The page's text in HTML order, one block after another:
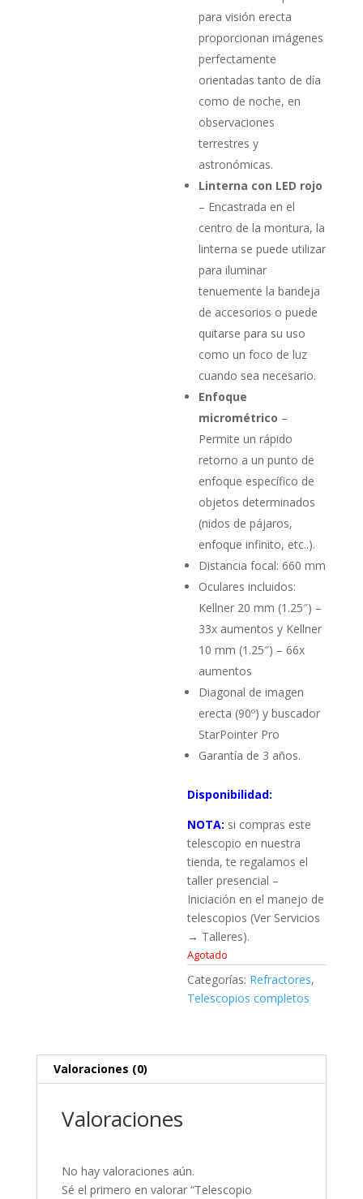
para visión erecta
proporcionan imágenes
perfectamente
orientadas tanto de día
como de noche, en
observaciones
terrestres y
astronómicas.
Linterna con LED rojo
– Encastrada en el
centro de la montura, la
linterna se puede utilizar
para iluminar
tenuemente la bandeja
de accesorios o puede
quitarse para su uso
como un foco de luz
cuando sea necesario.
Enfoque
micrométrico –
Permite un rápido
retorno a un punto de
enfoque específico de
objetos determinados
(nidos de pájaros,
enfoque infinito, etc..).
Distancia focal: 660 mm
Oculares incluidos:
Kellner 20 mm (1.25″) –
33x aumentos y Kellner
10 mm (1.25″) – 66x
aumentos
Diagonal de imagen
erecta (90º) y buscador
StarPointer Pro
Garantía de 3 años.
Disponibilidad:
NOTA: si compras este
telescopio en nuestra
tienda, te regalamos el
taller presencial –
Iniciación en el manejo de
telescopios (Ver Servicios
→ Talleres).
Agotado
Categorías: Refractores,
Telescopios completos
Valoraciones (0)
Valoraciones
No hay valoraciones aún.
Sé el primero en valorar “Telescopio